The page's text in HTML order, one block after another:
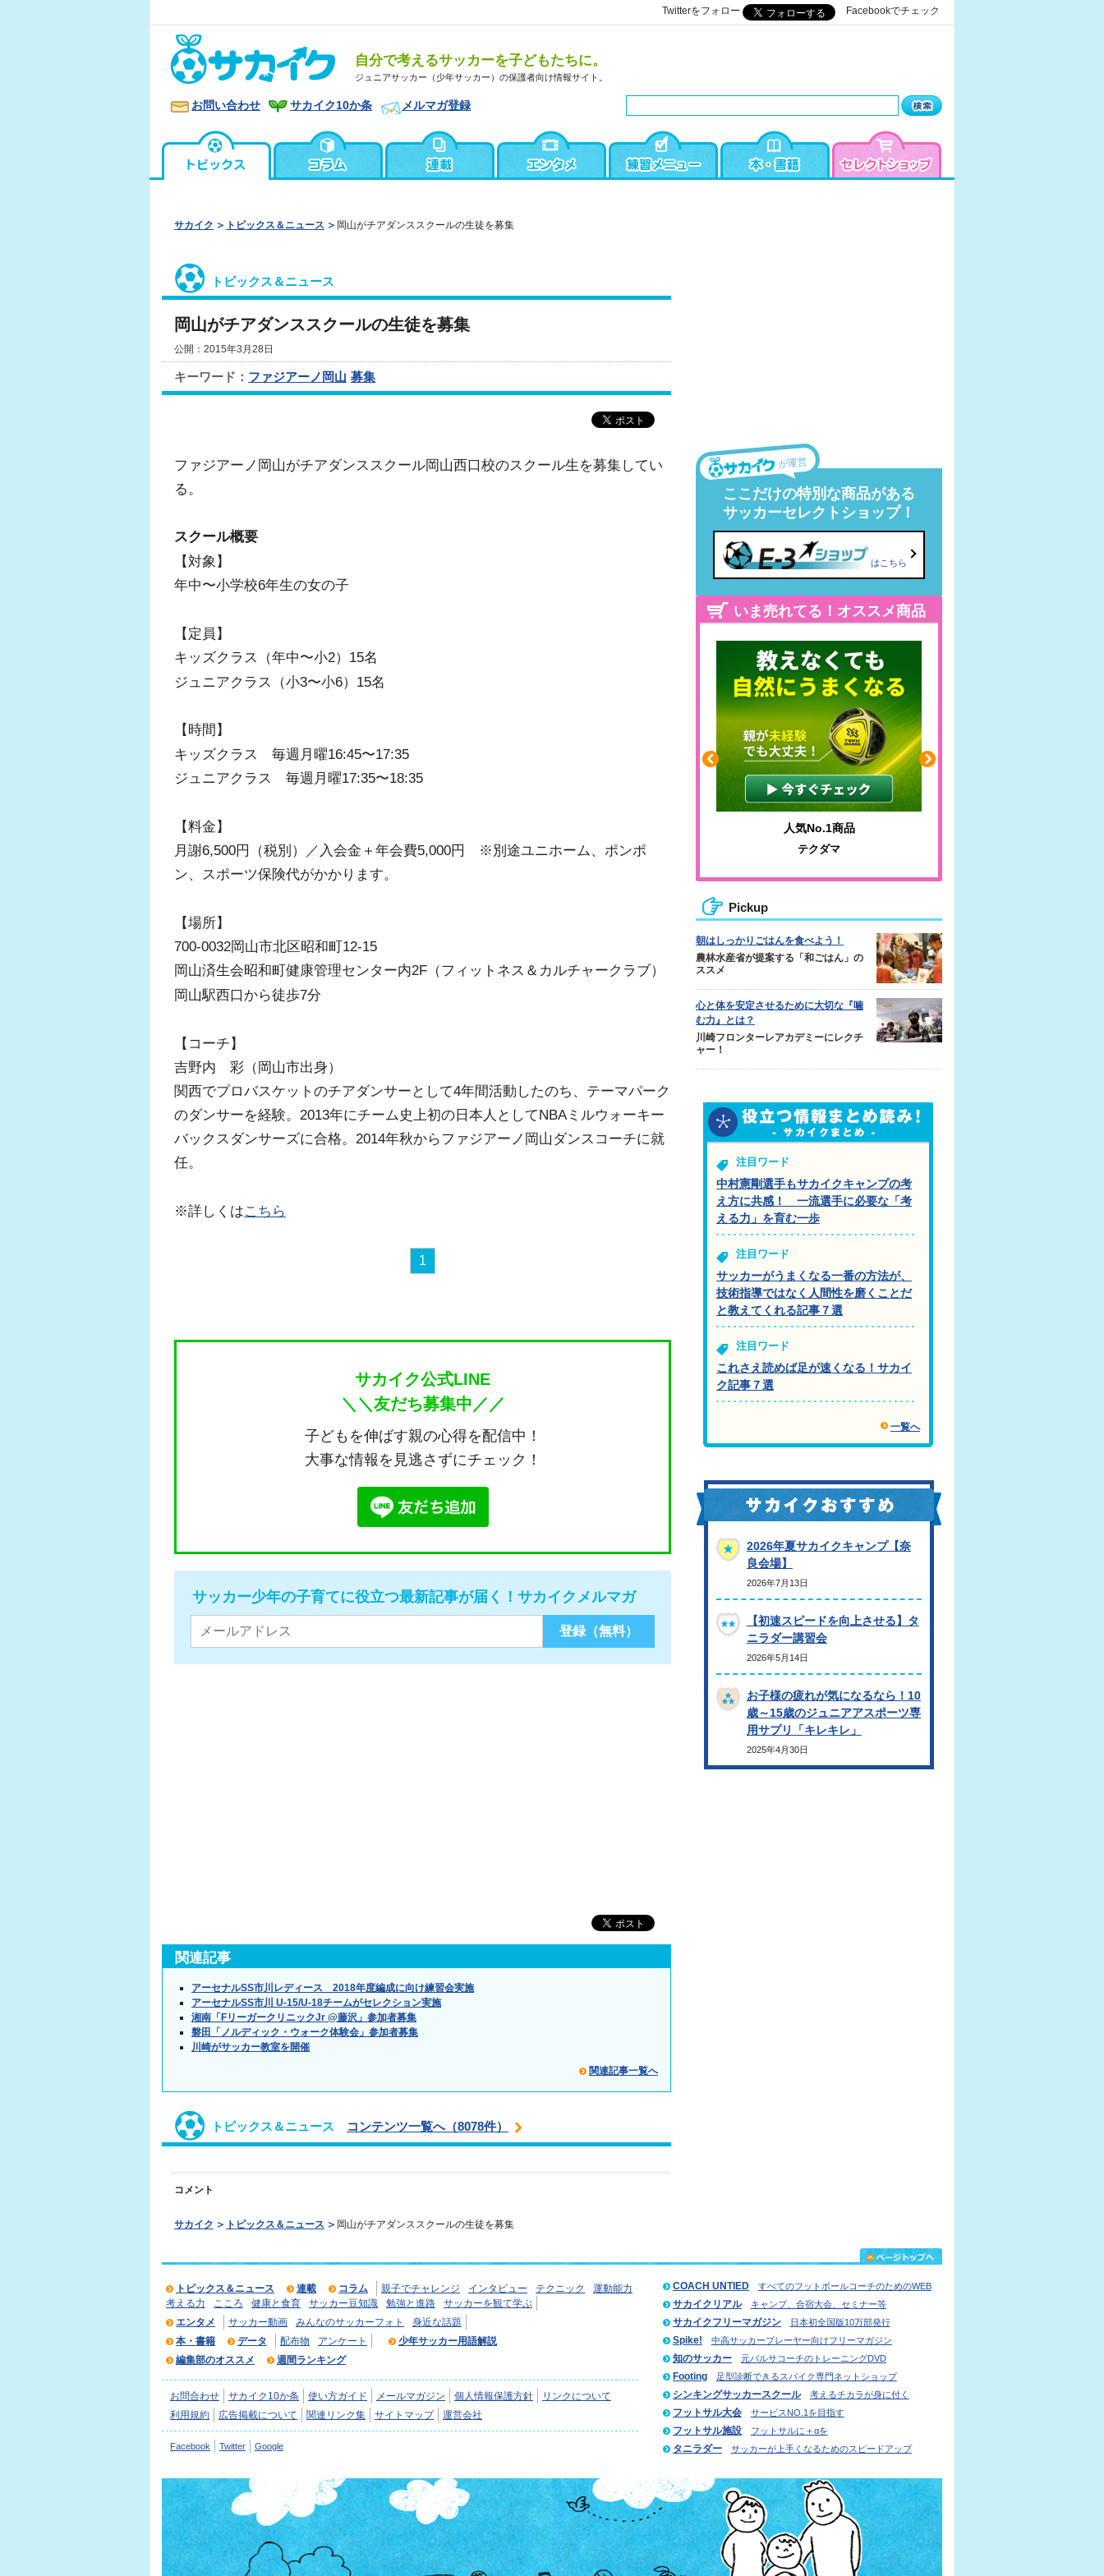
Twitterをフォロー Facebookでチェック
自分で考えるサッカーを子どもたちに。
ジュニアサッカー（少年サッカー）の保護者向け情報サイト。
お問い合わせ サカイク10か条 メルマガ登録
サカイク トピックス＆ニュース 岡山がチアダンススクールの生徒を募集
トピックス＆ニュース
岡山がチアダンススクールの生徒を募集
公開：2015年3月28日
キーワード： ファジアーノ岡山 募集
ファジアーノ岡山がチアダンススクール岡山西口校のスクール生を募集してい
る。
スクール概要
【対象】
年中〜小学校6年生の女の子
【定員】
キッズクラス（年中〜小2）15名
ジュニアクラス（小3〜小6）15名
【時間】
キッズクラス 毎週月曜16:45〜17:35
ジュニアクラス 毎週月曜17:35〜18:35
【料金】
月謝6,500円（税別）／入会金＋年会費5,000円 ※別途ユニホーム、ポンポ
ン、スポーツ保険代がかかります。
【場所】
700-0032岡山市北区昭和町12-15
岡山済生会昭和町健康管理センター内2F（フィットネス＆カルチャークラブ）
岡山駅西口から徒歩7分
【コーチ】
吉野内 彩（岡山市出身）
関西でプロバスケットのチアダンサーとして4年間活動したのち、テーマパーク
のダンサーを経験。2013年にチーム史上初の日本人としてNBAミルウォーキー
バックスダンサーズに合格。2014年秋からファジアーノ岡山ダンスコーチに就
任。
※詳しくはこちら
1
サカイク公式LINE
＼＼友だち募集中／／
子どもを伸ばす親の心得を配信中！
大事な情報を見逃さずにチェック！
サッカー少年の子育てに役立つ最新記事が届く！サカイクメルマガ
関連記事
アーセナルSS市川レディース 2018年度編成に向け練習会実施
アーセナルSS市川 U-15/U-18チームがセレクション実施
湘南「FリーガークリニックJr @藤沢」参加者募集
磐田「ノルディック・ウォーク体験会」参加者募集
川崎がサッカー教室を開催
関連記事一覧へ
トピックス＆ニュース コンテンツ一覧へ（8078件）
コメント
サカイク トピックス＆ニュース 岡山がチアダンススクールの生徒を募集
が運営
ここだけの特別な商品がある
サッカーセレクトショップ！
はこちら
いま売れてる！オススメ商品
ジュニアレッグリカバリー
人気No.1商品
テクダマ
Pickup
朝はしっかりごはんを食べよう！
農林水産省が提案する「和ごはん」の
ススメ
心と体を安定させるために大切な『噛
む力』とは？
川崎フロンターレアカデミーにレクチ
ャー！
注目ワード
中村憲剛選手もサカイクキャンプの考
え方に共感！ 一流選手に必要な「考
える力」を育む一歩
注目ワード
サッカーがうまくなる一番の方法が、
技術指導ではなく人間性を磨くことだ
と教えてくれる記事７選
注目ワード
これさえ読めば足が速くなる！サカイ
ク記事７選
一覧へ
2026年夏サカイクキャンプ【奈
良会場】
2026年7月13日
【初速スピードを向上させる】タ
ニラダー講習会
2026年5月14日
お子様の疲れが気になるなら！10
歳～15歳のジュニアアスポーツ専
用サプリ「キレキレ」
2025年4月30日
トピックス＆ニュース 連載 コラム 親子でチャレンジ インタビュー テクニック
運動能力
考える力
こころ 健康と食育 サッカー豆知識 勉強と進路
サッカーを観て学ぶ
エンタメ
サッカー動画 みんなのサッカーフォト
身近な話題
本・書籍
データ 配布物 アンケート
少年サッカー用語解説
編集部のオススメ
週間ランキング
お問合わせ サカイク10か条 使い方ガイド メールマガジン 個人情報保護方針
リンクについて
利用規約
広告掲載について 関連リンク集 サイトマップ 運営会社
Facebook Twitter Google
COACH UNTIED すべてのフットボールコーチのためのWEB
サカイクリアル キャンプ、合宿大会、セミナー等
サカイクフリーマガジン 日本初全国版10万部発行
Spike! 中高サッカープレーヤー向けフリーマガジン
知のサッカー 元バルサコーチのトレーニングDVD
Footing 足型診断できるスパイク専門ネットショップ
シンキングサッカースクール 考えるチカラが身に付く
フットサル大会 サービスNO.1を目指す
フットサル施設 フットサルに＋αを
タニラダー サッカーが上手くなるためのスピードアップ